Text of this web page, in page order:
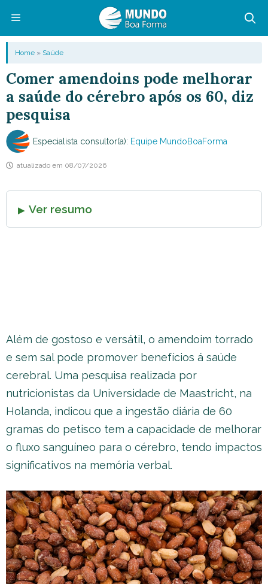
conteúdo
Menu
Home » Saúde
Comer amendoins pode melhorar
a saúde do cérebro após os 60, diz
pesquisa
Especialista consultor(a): Equipe MundoBoaForma
atualizado em 08/07/2026
Ver resumo
Além de gostoso e versátil, o amendoim torrado
e sem sal pode promover benefícios á saúde
cerebral. Uma pesquisa realizada por
nutricionistas da Universidade de Maastricht, na
Holanda, indicou que a ingestão diária de 60
gramas do petisco tem a capacidade de melhorar
o fluxo sanguíneo para o cérebro, tendo impactos
significativos na memória verbal.